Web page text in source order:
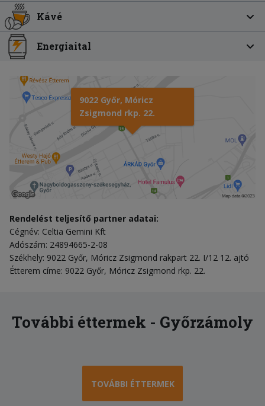
Kávé
Energiaital
9022 Győr, Móricz
Zsigmond rkp. 22.
Rendelést teljesítő partner adatai:
Cégnév: Celtia Gemini Kft
Adószám: 24894665-2-08
Székhely: 9022 Győr, Móricz Zsigmond rakpart 22. I/12 12. ajtó
Étterem címe: 9022 Győr, Móricz Zsigmond rkp. 22.
További éttermek - Győrzámoly
TOVÁBBI ÉTTERMEK